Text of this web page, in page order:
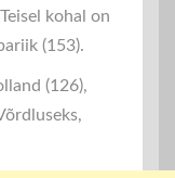
kohal on
(153).
(126),